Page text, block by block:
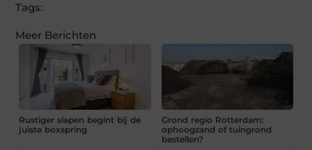
Tags:
Meer Berichten
Rustiger slapen begint bij de
juiste boxspring
Grond regio Rotterdam:
ophoogzand of tuingrond
bestellen?